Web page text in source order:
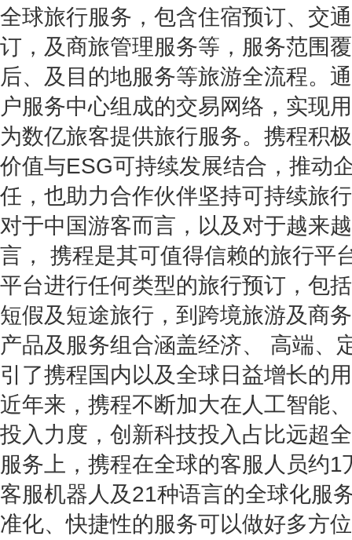
全球旅行服务，包含住宿预订、交
订，及商旅管理服务等，服务范围
后、及目的地服务等旅游全流程。
户服务中心组成的交易网络，实现
为数亿旅客提供旅行服务。携程积
价值与ESG可持续发展结合，推动
任，也助力合作伙伴坚持可持续旅
对于中国游客而言，以及对于越来
言， 携程是其可值得信赖的旅行平
平台进行任何类型的旅行预订，包
短假及短途旅行，到跨境旅游及商
产品及服务组合涵盖经济、 高端、
引了携程国内以及全球日益增长的
近年来，携程不断加大在人工智能
投入力度，创新科技投入占比远超
服务上，携程在全球的客服人员约
客服机器人及21种语言的全球化服
准化、快捷性的服务可以做好多方